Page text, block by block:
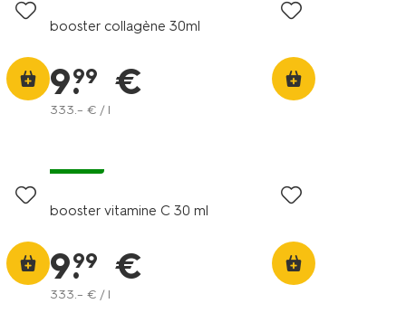
booster collagène 30ml
9.
99 €
333.– € / l
booster vitamine C 30 ml
9.
99 €
333.– € / l